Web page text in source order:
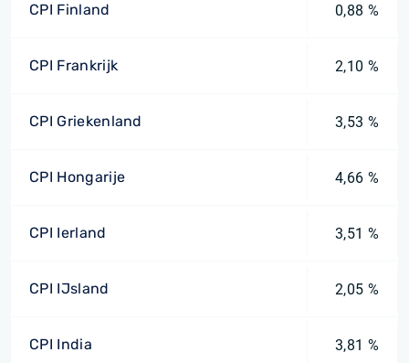
CPI Finland 0,88 %
CPI Frankrijk 2,10 %
CPI Griekenland 3,53 %
CPI Hongarije 4,66 %
CPI Ierland 3,51 %
CPI IJsland 2,05 %
CPI India 3,81 %